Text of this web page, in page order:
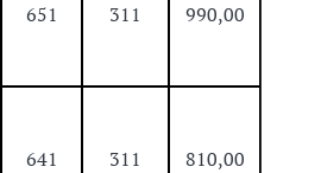
651 311 990,00
641 311 810,00